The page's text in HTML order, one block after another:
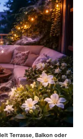
Terrasse, Balkon oder